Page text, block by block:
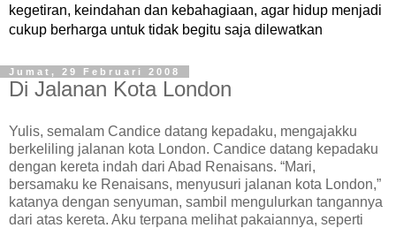
kegetiran, keindahan dan kebahagiaan, agar hidup menjadi
cukup berharga untuk tidak begitu saja dilewatkan
Jumat, 29 Februari 2008
Di Jalanan Kota London
Yulis, semalam Candice datang kepadaku, mengajakku
berkeliling jalanan kota London. Candice datang kepadaku
dengan kereta indah dari Abad Renaisans. “Mari,
bersamaku ke Renaisans, menyusuri jalanan kota London,”
katanya dengan senyuman, sambil mengulurkan tangannya
dari atas kereta. Aku terpana melihat pakaiannya, seperti